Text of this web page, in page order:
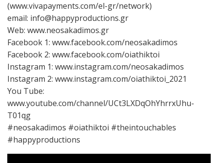
(www.vivapayments.com/el-gr/network)
email: info@happyproductions.gr
Web: www.neosakadimos.gr
Facebook 1: www.facebook.com/neosakadimos
Facebook 2: www.facebook.com/oiathiktoi
Instagram 1: www.instagram.com/neosakadimos
Instagram 2: www.instagram.com/oiathiktoi_2021
You Tube:
www.youtube.com/channel/UCt3LXDqOhYhrrxUhu-
T01qg
#neosakadimos #oiathiktoi #theintouchables
#happyproductions